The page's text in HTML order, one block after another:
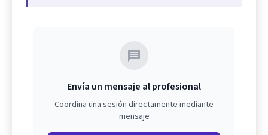
Envía un mensaje al profesional
Coordina una sesión directamente mediante
mensaje